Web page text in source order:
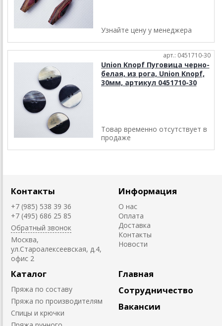
Узнайте цену у менеджера
арт.: 0451710-30
Union Knopf Пуговица черно-
белая, из рога, Union Knopf,
30мм, артикул 0451710-30
Товар временно отсутствует в
продаже
Контакты
+7 (985) 538 39 36
+7 (495) 686 25 85
Обратный звонок
Москва,
ул.Староалексеевская, д.4,
офис 2
Информация
О нас
Оплата
Доставка
Контакты
Новости
Каталог
Пряжа по составу
Пряжа по производителям
Спицы и крючки
Главная
Сотрудничество
Вакансии